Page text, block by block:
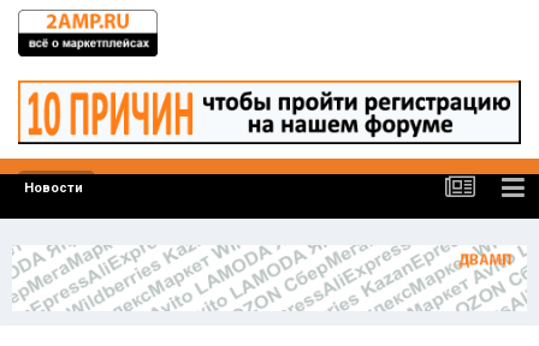
Новости